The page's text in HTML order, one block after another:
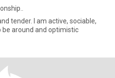
tender. I am active, sociable,
be around and optimistic